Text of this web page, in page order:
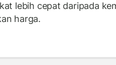
lebih cepat daripada
harga.